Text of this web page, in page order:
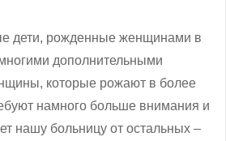
дети, рожденные женщинами в
дополнительными
которые рожают в более
намного больше внимания и
нашу больницу от остальных –